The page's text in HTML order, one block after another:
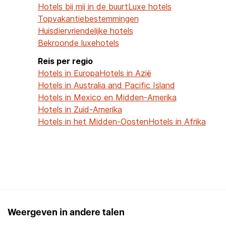
Hotels bij mij in de buurtLuxe hotels
Topvakantiebestemmingen
Huisdiervriendelijke hotels
Bekroonde luxehotels
Reis per regio
Hotels in EuropaHotels in Azië
Hotels in Australia and Pacific Island
Hotels in Mexico en Midden-Amerika
Hotels in Zuid-Amerika
Hotels in het Midden-OostenHotels in Afrika
Weergeven in andere talen